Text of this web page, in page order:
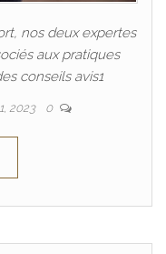
nos deux expertes
aux pratiques
conseils avis1
2023 0